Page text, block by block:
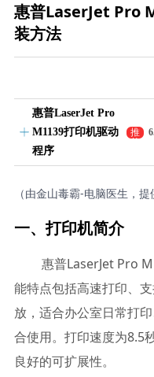
惠普LaserJet Pro
装方法
惠普LaserJet Pro
M1139打印机驱动
程序
推
荐
（由金山毒霸-电脑医生，提
一、打印机简介
惠普LaserJet Pro
能特点包括高速打印、
放，适合办公室日常打
合使用。打印速度为8.5
良好的可扩展性。